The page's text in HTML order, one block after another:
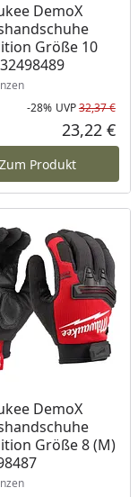
Preis
DemoX
Größe 10
-28% UVP32,37 €
23,22 €
Zum Produkt
DemoX
Größe 8 (M)